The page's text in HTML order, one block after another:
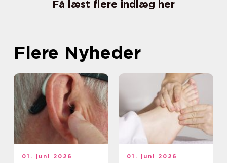
Få læst flere indlæg her
Flere Nyheder
01. juni 2026 01. juni 2026